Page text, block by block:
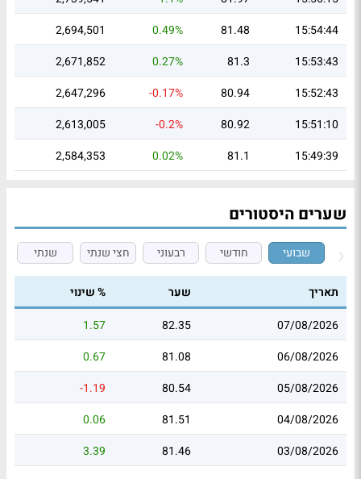
15:54:44
81.48
0.49%
2,694,501
15:53:43
81.3
0.27%
2,671,852
15:52:43
80.94
-0.17%
2,647,296
15:51:10
80.92
-0.2%
2,613,005
15:49:39
81.1
0.02%
2,584,353
שערים היסטורים
שבועי חודשי רבעוני חצי שנתי שנתי
תאריך שער
% שינוי
07/08/2026
82.35
1.57
06/08/2026
81.08
0.67
05/08/2026
80.54
-1.19
04/08/2026
81.51
0.06
03/08/2026
81.46
3.39